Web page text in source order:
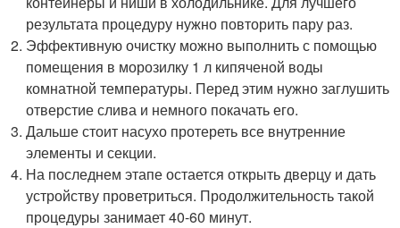
результата процедуру нужно повторить пару раз.
Эффективную очистку можно выполнить с помощью
помещения в морозилку 1 л кипяченой воды
комнатной температуры. Перед этим нужно заглушить
отверстие слива и немного покачать его.
Дальше стоит насухо протереть все внутренние
элементы и секции.
На последнем этапе остается открыть дверцу и дать
устройству проветриться. Продолжительность такой
процедуры занимает 40-60 минут.